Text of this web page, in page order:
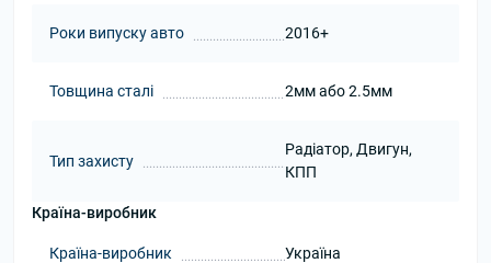
Роки випуску авто 2016+
Товщина сталі 2мм або 2.5мм
Тип захисту
Радіатор, Двигун,
КПП
Країна-виробник
Країна-виробник Україна